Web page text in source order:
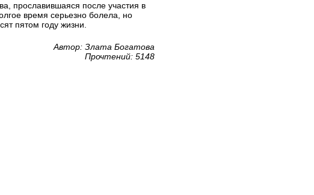
прославившаяся после участия в
время серьезно болела, но
пятом году жизни.
Автор: Злата Богатова
Прочтений: 5148